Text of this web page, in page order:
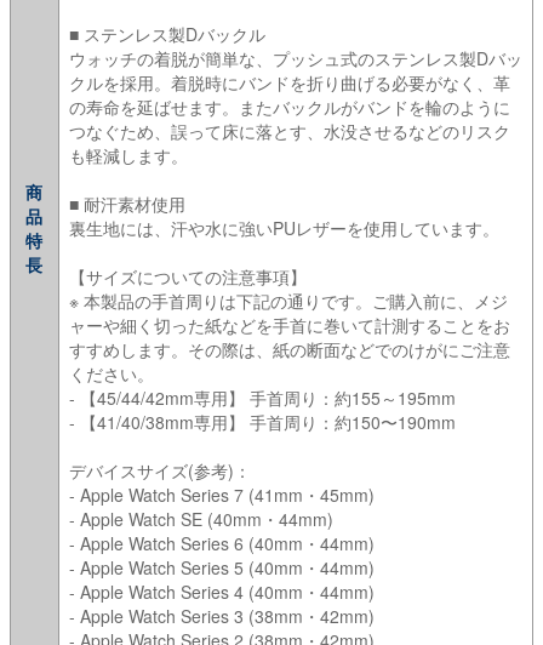
商
品
特
長
■ ステンレス製Dバックル
ウォッチの着脱が簡単な、プッシュ式のステンレス製Dバッ
クルを採用。着脱時にバンドを折り曲げる必要がなく、革
の寿命を延ばせます。またバックルがバンドを輪のように
つなぐため、誤って床に落とす、水没させるなどのリスク
も軽減します。
■ 耐汗素材使用
裏生地には、汗や水に強いPUレザーを使用しています。
【サイズについての注意事項】
※ 本製品の手首周りは下記の通りです。ご購入前に、メジ
ャーや細く切った紙などを手首に巻いて計測することをお
すすめします。その際は、紙の断面などでのけがにご注意
ください。
- 【45/44/42mm専用】 手首周り：約155～195mm
- 【41/40/38mm専用】 手首周り：約150〜190mm
デバイスサイズ(参考)：
- Apple Watch Series 7 (41mm・45mm)
- Apple Watch SE (40mm・44mm)
- Apple Watch Series 6 (40mm・44mm)
- Apple Watch Series 5 (40mm・44mm)
- Apple Watch Series 4 (40mm・44mm)
- Apple Watch Series 3 (38mm・42mm)